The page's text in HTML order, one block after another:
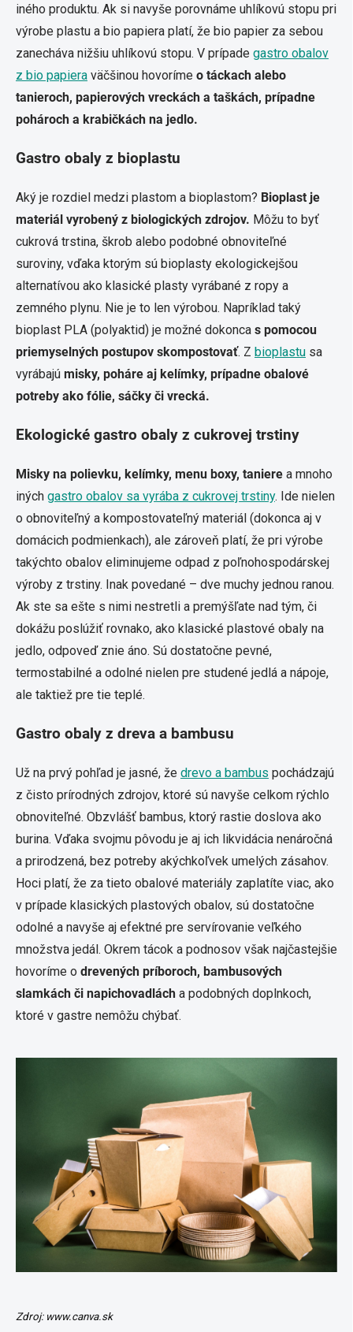
iného produktu. Ak si navyše porovnáme uhlíkovú stopu pri
výrobe plastu a bio papiera platí, že bio papier za sebou
zanecháva nižšiu uhlíkovú stopu. V prípade gastro obalov
z bio papiera väčšinou hovoríme o táckach alebo
tanieroch, papierových vreckách a taškách, prípadne
pohároch a krabičkách na jedlo.
Gastro obaly z bioplastu
Aký je rozdiel medzi plastom a bioplastom? Bioplast je
materiál vyrobený z biologických zdrojov. Môžu to byť
cukrová trstina, škrob alebo podobné obnoviteľné
suroviny, vďaka ktorým sú bioplasty ekologickejšou
alternatívou ako klasické plasty vyrábané z ropy a
zemného plynu. Nie je to len výrobou. Napríklad taký
bioplast PLA (polyaktid) je možné dokonca s pomocou
priemyselných postupov skompostovať. Z bioplastu sa
vyrábajú misky, poháre aj kelímky, prípadne obalové
potreby ako fólie, sáčky či vrecká.
Ekologické gastro obaly z cukrovej trstiny
Misky na polievku, kelímky, menu boxy, taniere a mnoho
iných gastro obalov sa vyrába z cukrovej trstiny. Ide nielen
o obnoviteľný a kompostovateľný materiál (dokonca aj v
domácich podmienkach), ale zároveň platí, že pri výrobe
takýchto obalov eliminujeme odpad z poľnohospodárskej
výroby z trstiny. Inak povedané – dve muchy jednou ranou.
Ak ste sa ešte s nimi nestretli a premýšľate nad tým, či
dokážu poslúžiť rovnako, ako klasické plastové obaly na
jedlo, odpoveď znie áno. Sú dostatočne pevné,
termostabilné a odolné nielen pre studené jedlá a nápoje,
ale taktiež pre tie teplé.
Gastro obaly z dreva a bambusu
Už na prvý pohľad je jasné, že drevo a bambus pochádzajú
z čisto prírodných zdrojov, ktoré sú navyše celkom rýchlo
obnoviteľné. Obzvlášť bambus, ktorý rastie doslova ako
burina. Vďaka svojmu pôvodu je aj ich likvidácia nenáročná
a prirodzená, bez potreby akýchkoľvek umelých zásahov.
Hoci platí, že za tieto obalové materiály zaplatíte viac, ako
v prípade klasických plastových obalov, sú dostatočne
odolné a navyše aj efektné pre servírovanie veľkého
množstva jedál. Okrem tácok a podnosov však najčastejšie
hovoríme o drevených príboroch, bambusových
slamkách či napichovadlách a podobných doplnkoch,
ktoré v gastre nemôžu chýbať.
Zdroj: www.canva.sk